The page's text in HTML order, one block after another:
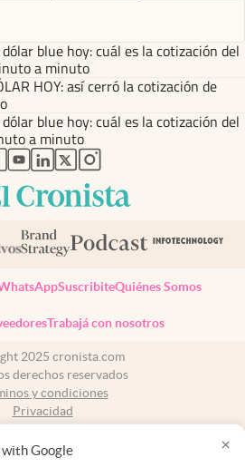
Google ×
blue hoy: cuál es la cotización del
a minuto
HOY: así cerró la cotización de
blue hoy: cuál es la cotización del
a minuto
abre en nueva pestaña
abre en nueva pestaña
abre en nueva pestaña
abre en nueva pestaña
abre en nueva pestaña
SuscribiteQuiénes Somos
Trabajá con nosotros
2025 cronista.com
derechos reservados
y condiciones
Privacidad
+54 11 7078-3270